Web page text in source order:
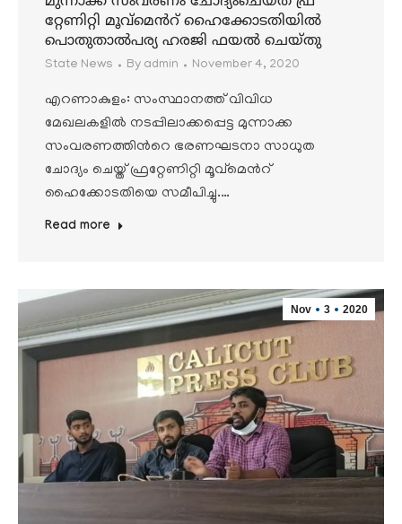
റ്റേണിറ്റി മൂവ്മെൻറ് ഹൈക്കോടതിയിൽ
പൊതുതാൽപര്യ ഹരജി ഫയൽ ചെയ്തു
State News By admin November 4, 2020
എറണാകുളം: സംസ്ഥാനത്ത് വിവിധ
മേഖലകളിൽ നടപ്പിലാക്കപ്പെട്ട മുന്നാക്ക
സംവരണത്തിൻറെ ഭരണഘടനാ സാധുത
ചോദ്യം ചെയ്ത് ഫ്രറ്റേണിറ്റി മൂവ്മെൻറ്
ഹൈക്കോടതിയെ സമീപിച്ചു.…
Read more
Nov 3 2020